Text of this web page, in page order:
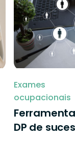
Exames
ocupacionais
DP de